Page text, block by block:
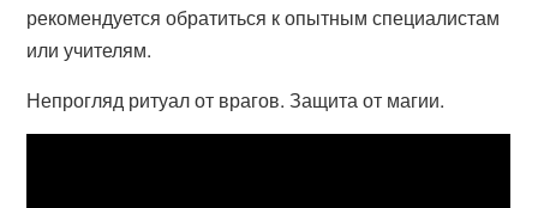
рекомендуется обратиться к опытным специалистам
или учителям.
Непрогляд ритуал от врагов. Защита от магии.